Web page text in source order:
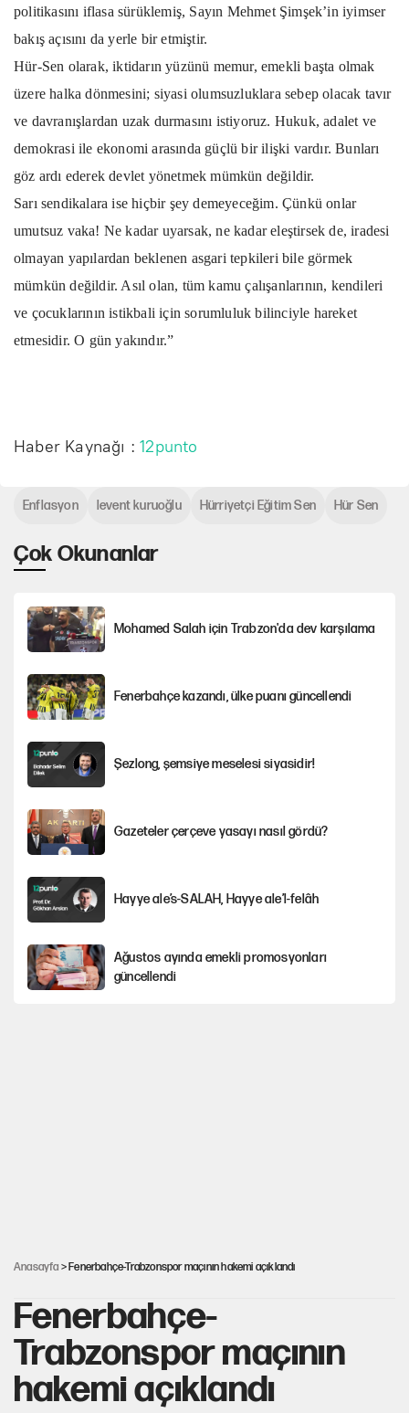
politikasını iflasa sürüklemiş, Sayın Mehmet Şimşek’in iyimser
bakış açısını da yerle bir etmiştir.
Hür-Sen olarak, iktidarın yüzünü memur, emekli başta olmak
üzere halka dönmesini; siyasi olumsuzluklara sebep olacak tavır
ve davranışlardan uzak durmasını istiyoruz. Hukuk, adalet ve
demokrasi ile ekonomi arasında güçlü bir ilişki vardır. Bunları
göz ardı ederek devlet yönetmek mümkün değildir.
Sarı sendikalara ise hiçbir şey demeyeceğim. Çünkü onlar
umutsuz vaka! Ne kadar uyarsak, ne kadar eleştirsek de, iradesi
olmayan yapılardan beklenen asgari tepkileri bile görmek
mümkün değildir. Asıl olan, tüm kamu çalışanlarının, kendileri
ve çocuklarının istikbali için sorumluluk bilinciyle hareket
etmesidir. O gün yakındır.”
Haber Kaynağı :12punto
Çok Okunanlar
Mohamed Salah için Trabzon'da dev karşılama
Fenerbahçe kazandı, ülke puanı güncellendi
Şezlong, şemsiye meselesi siyasidir!
Gazeteler çerçeve yasayı nasıl gördü?
Hayye ale’s-SALAH, Hayye ale’l-felâh
Ağustos ayında emekli promosyonları
güncellendi
Enflasyon levent kuruoğlu Hürriyetçi Eğitim Sen Hür Sen
Anasayfa > Fenerbahçe-Trabzonspor maçının hakemi açıklandı
Fenerbahçe-
Trabzonspor maçının
hakemi açıklandı